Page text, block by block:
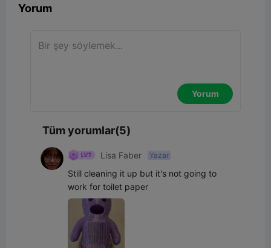
Yorum
Yorum
Tüm yorumlar(5)
Lisa Faber Yazar
Still cleaning it up but it's not going to
work for toilet paper